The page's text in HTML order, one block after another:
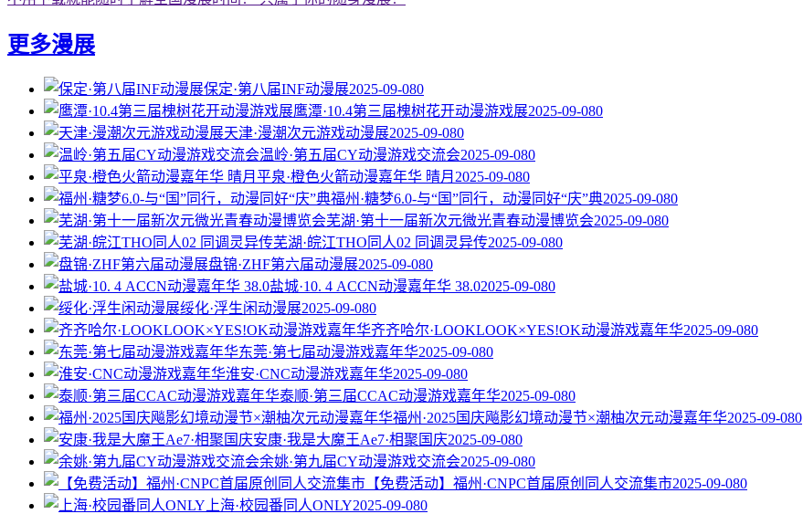
更多漫展
保定·第八届INF动漫展2025-09-080
鹰潭·10.4第三届槐树花开动漫游戏展2025-09-080
天津·漫潮次元游戏动漫展2025-09-080
温岭·第五届CY动漫游戏交流会2025-09-080
平泉·橙色火箭动漫嘉年华 晴月 2025-09-080
福州·糖梦6.0-与“国”同行，动漫同好“庆”典2025-09-080
芜湖·第十一届新次元微光青春动漫博览会2025-09-080
芜湖·皖江THO同人02 同调灵异传2025-09-080
盘锦·ZHF第六届动漫展2025-09-080
盐城·10. 4 ACCN动漫嘉年华 38.02025-09-080
绥化·浮生闲动漫展2025-09-080
齐齐哈尔·LOOKLOOK×YES!OK动漫游戏嘉年华2025-09-080
东莞·第七届动漫游戏嘉年华2025-09-080
淮安·CNC动漫游戏嘉年华2025-09-080
泰顺·第三届CCAC动漫游戏嘉年华2025-09-080
福州·2025国庆飚影幻境动漫节×潮柚次元动漫嘉年华2025-09-080
安康·我是大魔王Ae7·相聚国庆2025-09-080
余姚·第九届CY动漫游戏交流会2025-09-080
【免费活动】福州·CNPC首届原创同人交流集市2025-09-080
上海·校园番同人ONLY2025-09-080